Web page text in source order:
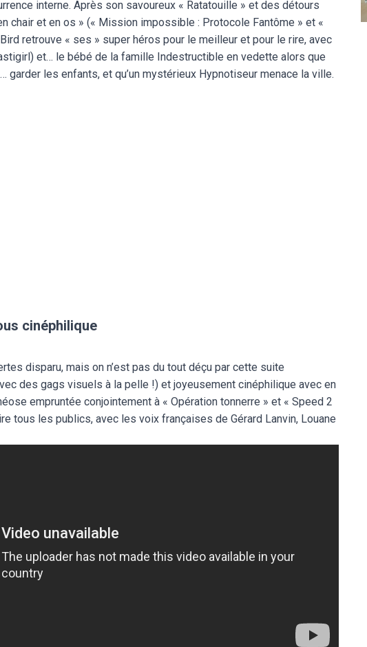
interne. Après son savoureux « Ratatouille » et des détours
chair et en os » (« Mission impossible : Protocole Fantôme » et «
retrouve « ses » super héros pour le meilleur et pour le rire, avec
et… le bébé de la famille Indestructible en vedette alors que
garder les enfants, et qu’un mystérieux Hypnotiseur menace la ville.
cinéphilique
disparu, mais on n’est pas du tout déçu par cette suite
des gags visuels à la pelle !) et joyeusement cinéphilique avec en
empruntée conjointement à « Opération tonnerre » et « Speed 2
tous les publics, avec les voix françaises de Gérard Lanvin, Louane